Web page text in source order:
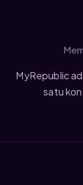
MyRepublic
satu